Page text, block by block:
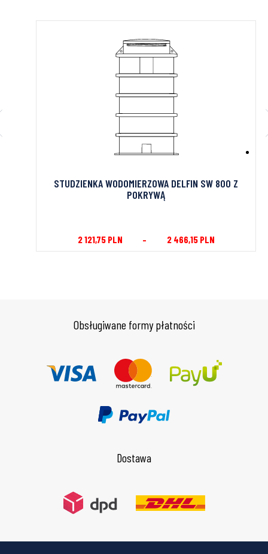
STUDZIENKA WODOMIERZOWA DELFIN SW 800 Z
POKRYWĄ
2 121,75 PLN – 2 466,15 PLN
Obsługiwane formy płatności
Dostawa